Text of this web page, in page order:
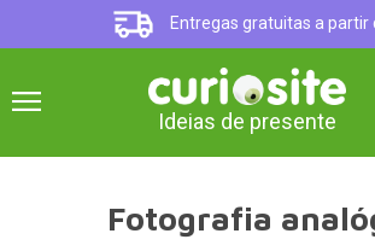
Entregas gratuitas a partir
Ideias de presente
Fotografia